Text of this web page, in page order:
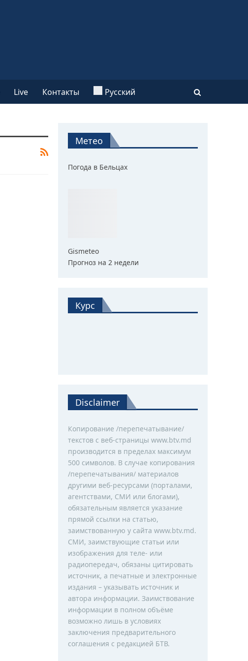
Live Контакты Русский
Метео
Погода в Бельцах
Gismeteo
Прогноз на 2 недели
Курс
Disclaimer
Копирование /перепечатывание/
текстов с веб-страницы www.btv.md
производится в пределах максимум
500 символов. В случае копирования
/перепечатывания/ материалов
другими веб-ресурсами (порталами,
агентствами, СМИ или блогами),
обязательным является указание
прямой ссылки на статью,
заимствованную у сайта www.btv.md.
СМИ, заимствующие статьи или
изображения для теле- или
радиопередач, обязаны цитировать
источник, а печатные и электронные
издания – указывать источник и
автора информации. Заимствование
информации в полном объёме
возможно лишь в условиях
заключения предварительного
соглашения с редакцией БТВ.